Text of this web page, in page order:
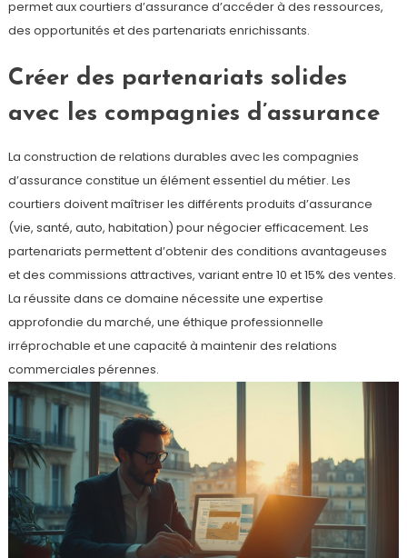
permet aux courtiers d’assurance d’accéder à des ressources,
des opportunités et des partenariats enrichissants.
Créer des partenariats solides
avec les compagnies d’assurance
La construction de relations durables avec les compagnies
d’assurance constitue un élément essentiel du métier. Les
courtiers doivent maîtriser les différents produits d’assurance
(vie, santé, auto, habitation) pour négocier efficacement. Les
partenariats permettent d’obtenir des conditions avantageuses
et des commissions attractives, variant entre 10 et 15% des ventes.
La réussite dans ce domaine nécessite une expertise
approfondie du marché, une éthique professionnelle
irréprochable et une capacité à maintenir des relations
commerciales pérennes.